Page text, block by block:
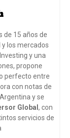
de 15 años de
los mercados
y una
propone
perfecto entre
con notas de
y se
Global , con
servicios de